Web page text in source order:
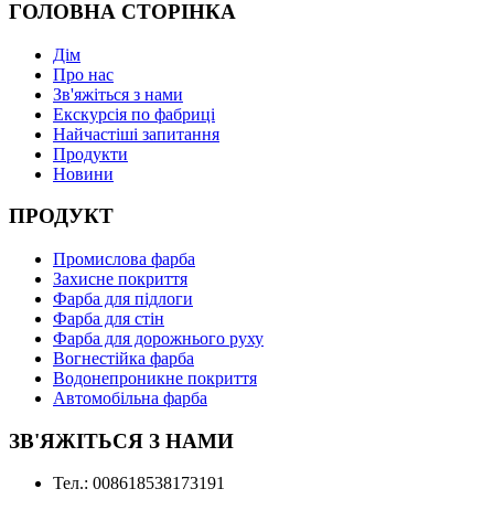
ГОЛОВНА СТОРІНКА
Дім
Про нас
Зв'яжіться з нами
Екскурсія по фабриці
Найчастіші запитання
Продукти
Новини
ПРОДУКТ
Промислова фарба
Захисне покриття
Фарба для підлоги
Фарба для стін
Фарба для дорожнього руху
Вогнестійка фарба
Водонепроникне покриття
Автомобільна фарба
ЗВ'ЯЖІТЬСЯ З НАМИ
Тел.: 008618538173191